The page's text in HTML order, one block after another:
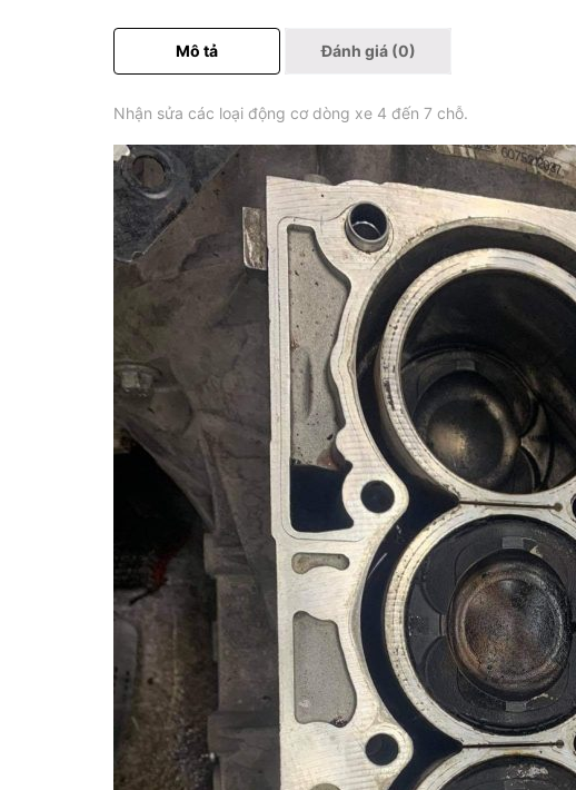
Mô tả Đánh giá (0)
Nhận sửa các loại động cơ dòng xe 4 đến 7 chỗ.